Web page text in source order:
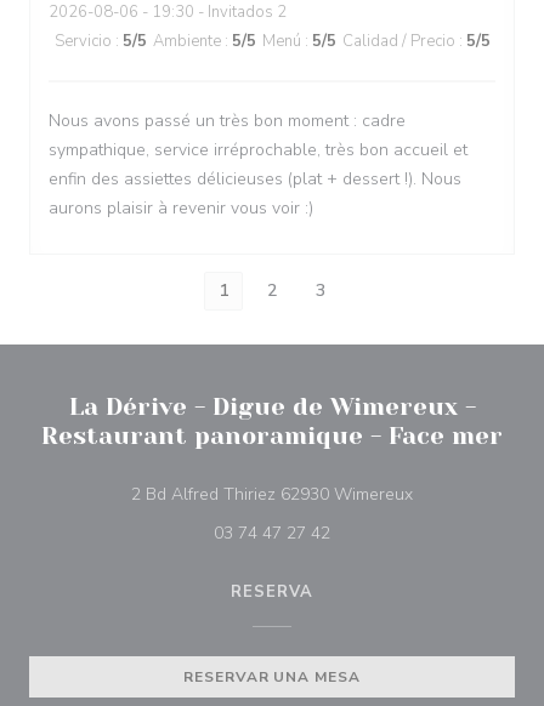
2026-08-06 - 19:30 - Invitados 2
Servicio : 5/5 Ambiente : 5/5 Menú : 5/5 Calidad / Precio : 5/5
Nous avons passé un très bon moment : cadre
sympathique, service irréprochable, très bon accueil et
enfin des assiettes délicieuses (plat + dessert !). Nous
aurons plaisir à revenir vous voir :)
1 2 3
La Dérive - Digue de Wimereux -
Restaurant panoramique - Face mer
2 Bd Alfred Thiriez 62930 Wimereux((abre en una
03 74 47 27 42
RESERVA
RESERVAR UNA MESA